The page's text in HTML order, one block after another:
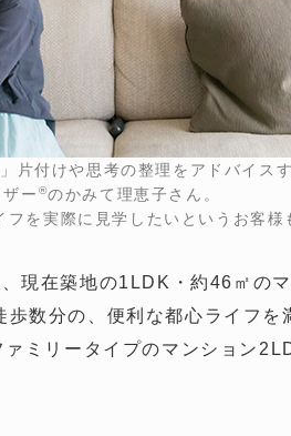
片付けや思考の整理をアドバイス
ー ®のかみて理恵子さん。
を実際に見学したいというお客様
現在築地の1LDK・約46㎡の
数分の、便利な都心ライフを
ミリータイプのマンション